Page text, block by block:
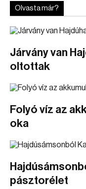
Olvasta már?
Járvány van
oltottak
Folyó víz az
oka
pásztorélet